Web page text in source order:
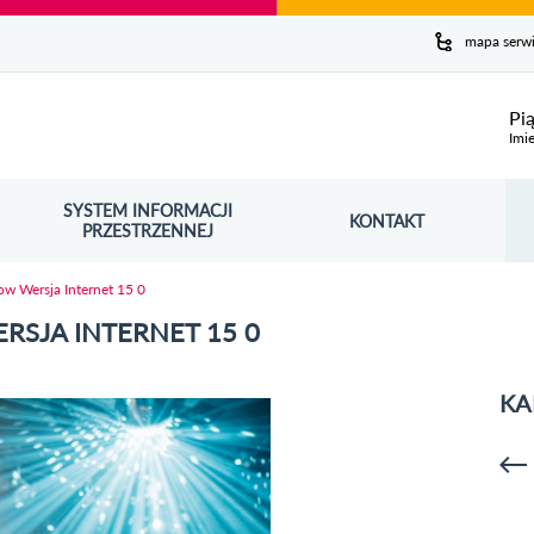
mapa
SYSTEM INFORMACJI
PRZESTRZENNEJ
OTWORZY SIĘ W NOWYM OKNIE KONTAKT
Wersja Internet 15 0
INTERNET 15 0